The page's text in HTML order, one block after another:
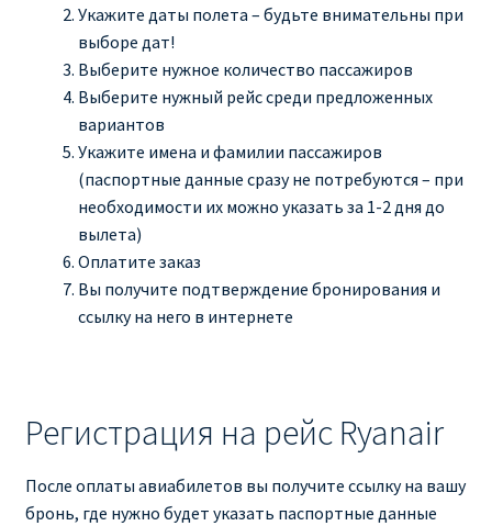
Укажите даты полета – будьте внимательны при
выборе дат!
Выберите нужное количество пассажиров
Выберите нужный рейс среди предложенных
вариантов
Укажите имена и фамилии пассажиров
(паспортные данные сразу не потребуются – при
необходимости их можно указать за 1-2 дня до
вылета)
Оплатите заказ
Вы получите подтверждение бронирования и
ссылку на него в интернете
Регистрация на рейс Ryanair
После оплаты авиабилетов вы получите ссылку на вашу
бронь, где нужно будет указать паспортные данные